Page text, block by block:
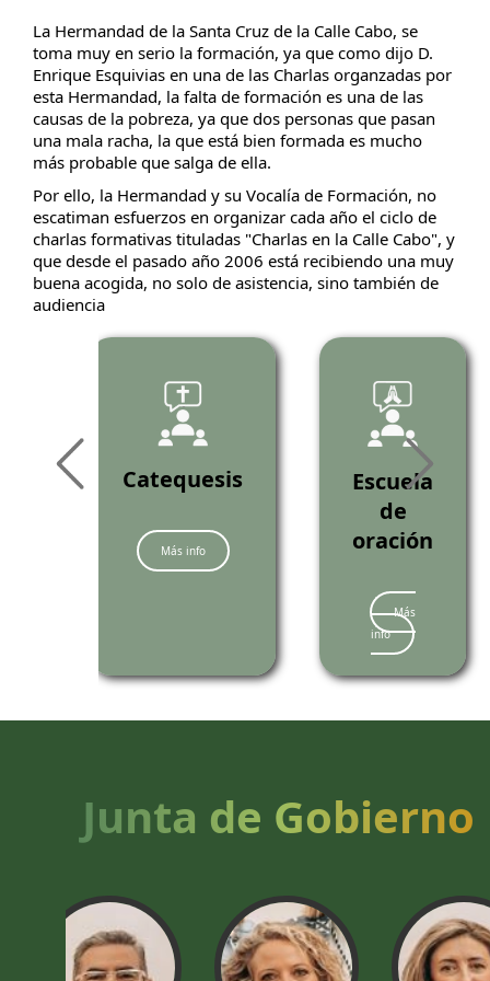
La Hermandad de la Santa Cruz de la Calle Cabo, se
toma muy en serio la formación, ya que como dijo D.
Enrique Esquivias en una de las Charlas organzadas por
esta Hermandad, la falta de formación es una de las
causas de la pobreza, ya que dos personas que pasan
una mala racha, la que está bien formada es mucho
más probable que salga de ella.
Por ello, la Hermandad y su Vocalía de Formación, no
escatiman esfuerzos en organizar cada año el ciclo de
charlas formativas tituladas "Charlas en la Calle Cabo", y
que desde el pasado año 2006 está recibiendo una muy
buena acogida, no solo de asistencia, sino también de
audiencia
Catequesis
Más info
Escuela
de
oración
Más
info
Junta de Gobierno